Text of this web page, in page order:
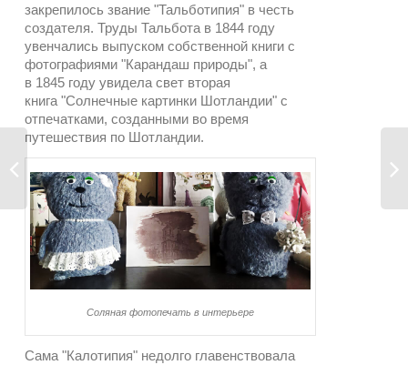
закрепилось звание "Тальботипия" в честь
создателя. Труды Тальбота в 1844 году
увенчались выпуском собственной книги с
фотографиями "Карандаш природы", а
в 1845 году увидела свет вторая
книга "Солнечные картинки Шотландии" с
отпечатками, созданными во время
путешествия по Шотландии.
Соляная фотопечать в интерьере
Сама "Калотипия" недолго главенствовала